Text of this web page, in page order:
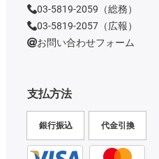
支払方法
銀行振込 代金引換
03-5819-2059（総務）
03-5819-2057（広報）
お問い合わせフォーム